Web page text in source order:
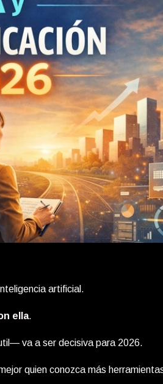
artificial.
ella.
va a ser decisiva para 2026.
quien conozca más